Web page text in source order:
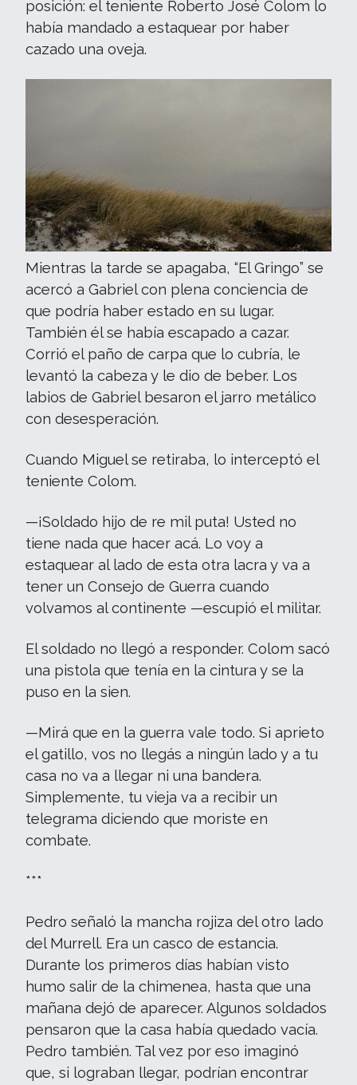
posición: el teniente Roberto José Colom lo
había mandado a estaquear por haber
cazado una oveja.
Mientras la tarde se apagaba, “El Gringo” se
acercó a Gabriel con plena conciencia de
que podría haber estado en su lugar.
También él se había escapado a cazar.
Corrió el paño de carpa que lo cubría, le
levantó la cabeza y le dio de beber. Los
labios de Gabriel besaron el jarro metálico
con desesperación.
Cuando Miguel se retiraba, lo interceptó el
teniente Colom.
—¡Soldado hijo de re mil puta! Usted no
tiene nada que hacer acá. Lo voy a
estaquear al lado de esta otra lacra y va a
tener un Consejo de Guerra cuando
volvamos al continente —escupió el militar.
El soldado no llegó a responder. Colom sacó
una pistola que tenía en la cintura y se la
puso en la sien.
—Mirá que en la guerra vale todo. Si aprieto
el gatillo, vos no llegás a ningún lado y a tu
casa no va a llegar ni una bandera.
Simplemente, tu vieja va a recibir un
telegrama diciendo que moriste en
combate.
***
Pedro señaló la mancha rojiza del otro lado
del Murrell. Era un casco de estancia.
Durante los primeros días habían visto
humo salir de la chimenea, hasta que una
mañana dejó de aparecer. Algunos soldados
pensaron que la casa había quedado vacía.
Pedro también. Tal vez por eso imaginó
que, si lograban llegar, podrían encontrar